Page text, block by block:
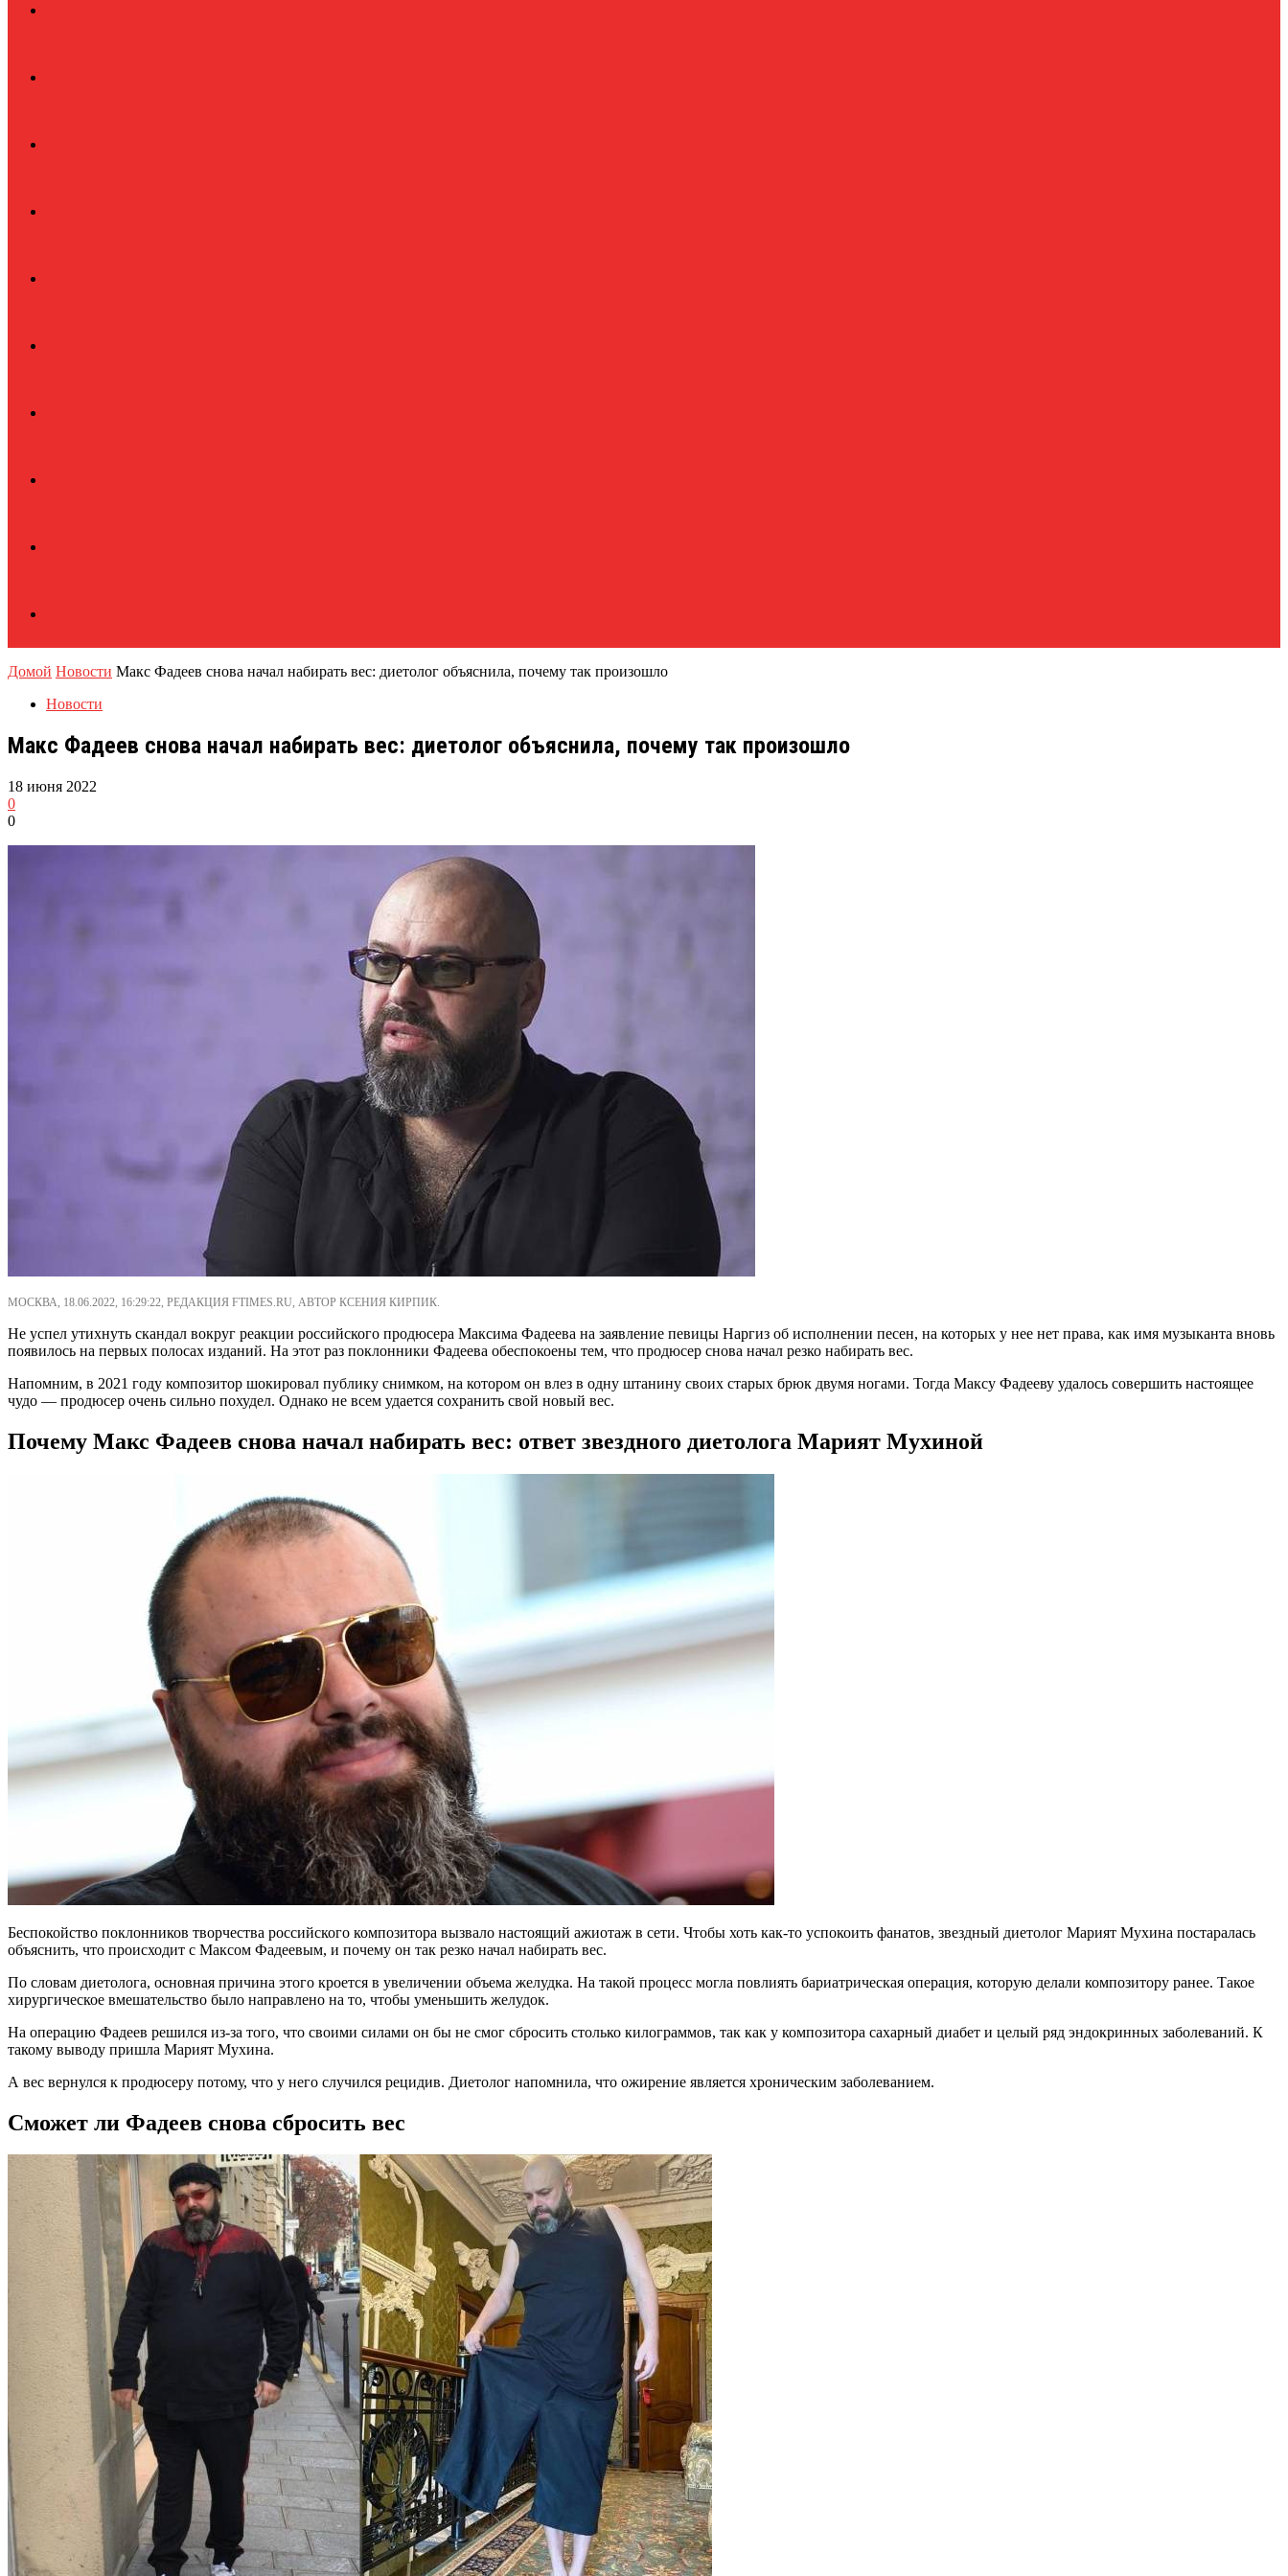
Домой Новости Макс Фадеев снова начал набирать вес: диетолог объяснила, почему так произошло
Новости
Макс Фадеев снова начал набирать вес: диетолог объяснила, почему так произошло
18 июня 2022
0
0
МОСКВА, 18.06.2022, 16:29:22, РЕДАКЦИЯ FTIMES.RU, АВТОР КСЕНИЯ КИРПИК.
Не успел утихнуть скандал вокруг реакции российского продюсера Максима Фадеева на заявление певицы Наргиз об исполнении песен, на которых у нее нет права, как имя музыканта вновь
появилось на первых полосах изданий. На этот раз поклонники Фадеева обеспокоены тем, что продюсер снова начал резко набирать вес.
Напомним, в 2021 году композитор шокировал публику снимком, на котором он влез в одну штанину своих старых брюк двумя ногами. Тогда Максу Фадееву удалось совершить настоящее
чудо — продюсер очень сильно похудел. Однако не всем удается сохранить свой новый вес.
Почему Макс Фадеев снова начал набирать вес: ответ звездного диетолога Марият Мухиной
Беспокойство поклонников творчества российского композитора вызвало настоящий ажиотаж в сети. Чтобы хоть как-то успокоить фанатов, звездный диетолог Марият Мухина постаралась
объяснить, что происходит с Максом Фадеевым, и почему он так резко начал набирать вес.
По словам диетолога, основная причина этого кроется в увеличении объема желудка. На такой процесс могла повлиять бариатрическая операция, которую делали композитору ранее. Такое
хирургическое вмешательство было направлено на то, чтобы уменьшить желудок.
На операцию Фадеев решился из-за того, что своими силами он бы не смог сбросить столько килограммов, так как у композитора сахарный диабет и целый ряд эндокринных заболеваний. К
такому выводу пришла Марият Мухина.
А вес вернулся к продюсеру потому, что у него случился рецидив. Диетолог напомнила, что ожирение является хроническим заболеванием.
Сможет ли Фадеев снова сбросить вес